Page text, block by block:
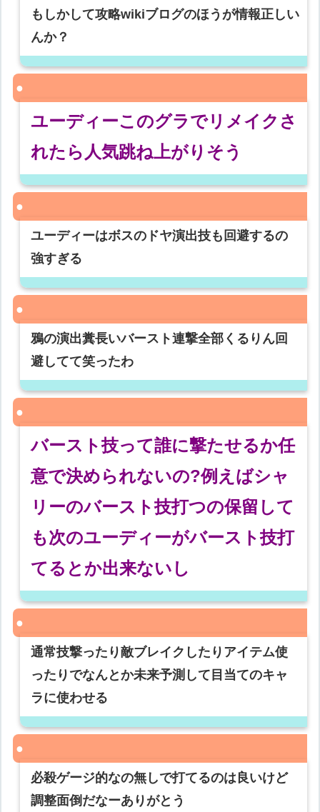
もしかして攻略wikiブログのほうが情報正しい
んか？
ユーディーこのグラでリメイクさ
れたら人気跳ね上がりそう
ユーディーはボスのドヤ演出技も回避するの
強すぎる
鴉の演出糞長いバースト連撃全部くるりん回
避してて笑ったわ
バースト技って誰に撃たせるか任
意で決められないの?例えばシャ
リーのバースト技打つの保留して
も次のユーディーがバースト技打
てるとか出来ないし
通常技撃ったり敵ブレイクしたりアイテム使
ったりでなんとか未来予測して目当てのキャ
ラに使わせる
必殺ゲージ的なの無しで打てるのは良いけど
調整面倒だなーありがとう